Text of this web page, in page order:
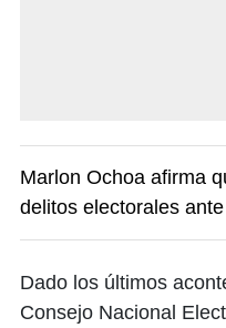
Marlon Ochoa afirma
delitos electorales
Dado los últimos
Consejo Nacional